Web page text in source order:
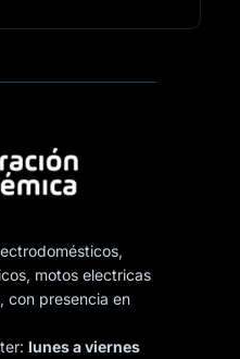
motos electricas
con presencia en
lunes a viernes